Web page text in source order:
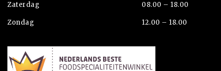
Zaterdag 08.00 – 18.00
Zondag 12.00 – 18.00